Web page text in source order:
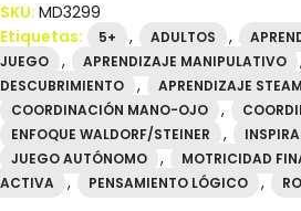
SKU: MD3299
Etiquetas:
5+ , ADULTOS ,
JUEGO
, APRENDIZAJE MANIPULATIVO
DESCUBRIMIENTO
, APRENDIZAJE STEAM
COORDINACIÓN MANO-OJO ,
ENFOQUE WALDORF/STEINER ,
JUEGO AUTÓNOMO , MOTRICIDAD
ACTIVA
, PENSAMIENTO LÓGICO ,